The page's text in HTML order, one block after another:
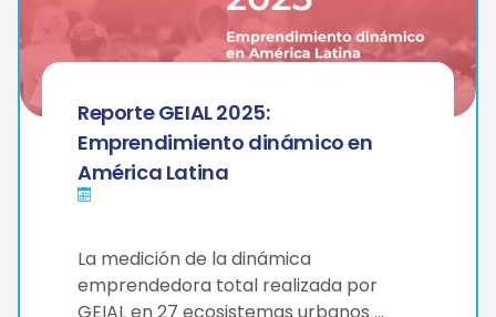
Reporte GEIAL 2025:
Emprendimiento dinámico en
América Latina
La medición de la dinámica
emprendedora total realizada por
GEIAL en 27 ecosistemas urbanos …